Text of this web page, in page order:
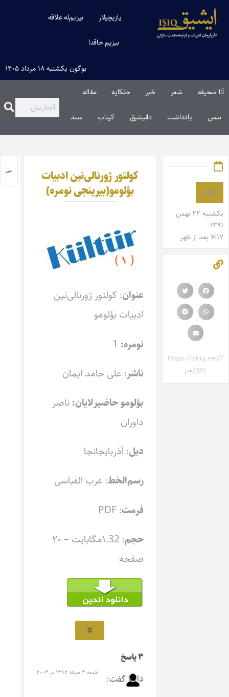
یازیچیلار بیزیم‌له علاقه
بیزیم حاقدا
بوگون یکشنبه ۱۸ مرداد ۱۴۰۵
آنا صحیفه شعر خبر حئکایه مقاله‌
سس یادداشت دانیشیق کیتاب سند
کیتاب
یکشنبه ۲۲ بهمن
۱۳۹۱
۷:۱۷ بعد از ظهر
https://ishiq.net/?
p=4331
کولتور ژورنالی‌نین ادبیات
بؤلومو(بیرینجی نومره)
عنوان: کولتور ژورنالی‌نین
ادبیات بؤلومو
نومره:
ناشر: علی حامد ایمان
بؤلومو حاضیرلایان: ناصر
داوران
دیل: آذربایجانجا
رسم‌الخط: عرب الفباسی
فرمت: PDF
حجم
: ۱.32مگابایت – ۲۰
صفحه
۳ پاسخ
دالغاگفت: جمعه ۴ مرداد ۱۳۹۲ در ۲۰:۰۴